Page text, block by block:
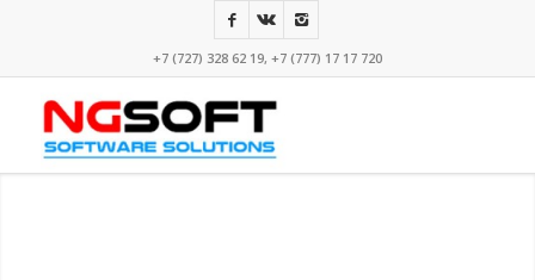
+7 (727) 328 62 19, +7 (777) 17 17 720